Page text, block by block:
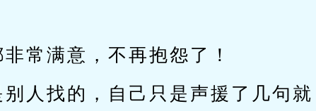
常满意，不再抱怨了！
人找的，自己只是声援了几句就